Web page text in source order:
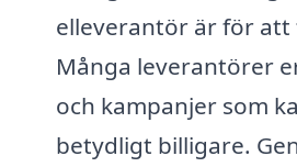
elleverantör är för att
Många leverantörer
och kampanjer som
betydligt billigare.